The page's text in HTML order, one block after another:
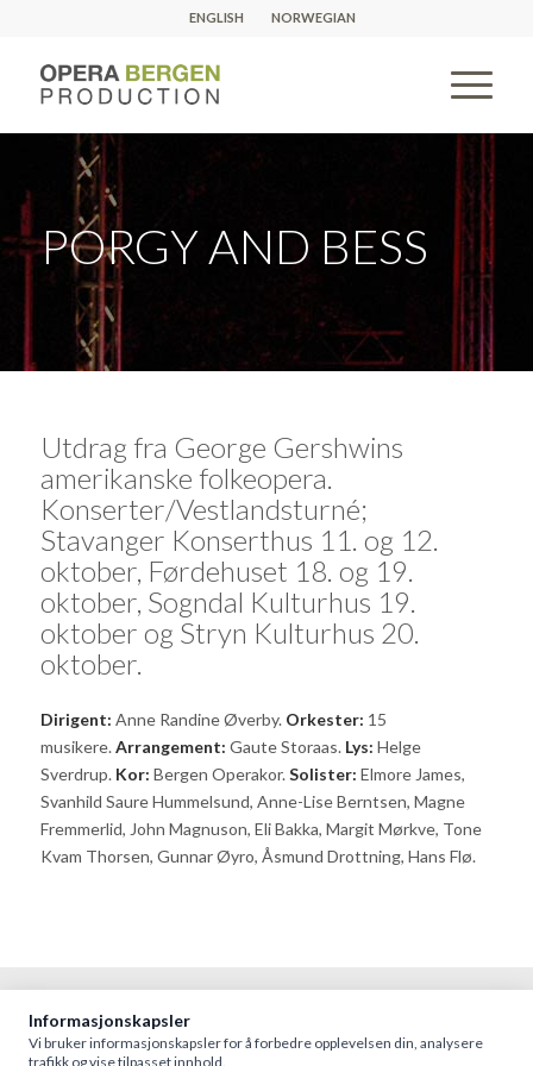
ENGLISH NORWEGIAN
PORGY AND BESS
Utdrag fra George Gershwins
amerikanske folkeopera.
Konserter/Vestlandsturné;
Stavanger Konserthus 11. og 12.
oktober, Førdehuset 18. og 19.
oktober, Sogndal Kulturhus 19.
oktober og Stryn Kulturhus 20.
oktober.
Dirigent: Anne Randine Øverby. Orkester: 15
musikere.Arrangement: Gaute Storaas. Lys: Helge
Sverdrup. Kor: Bergen Operakor.Solister: Elmore James,
Svanhild Saure Hummelsund, Anne-Lise Berntsen, Magne
Fremmerlid, John Magnuson, Eli Bakka, Margit Mørkve, Tone
Kvam Thorsen, Gunnar Øyro, Åsmund Drottning, Hans Flø.
Informasjonskapsler